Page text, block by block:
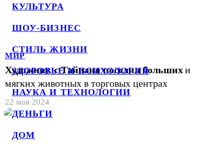
КУЛЬТУРА
ШОУ-БИЗНЕС
СТИЛЬ ЖИЗНИ
ЗДОРОВЬЕ И ПСИХОЛОГИЯ
НАУКА И ТЕХНОЛОГИИ
ДЕНЬГИ
ДОМ
МИР
Художник с Тайваня поселил большихи
мягких животных в торговых центрах
22 мая 2024